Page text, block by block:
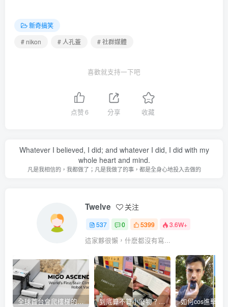
新奇搞笑
# nikon
# 人孔蓋 # 社群媒體
喜歡就支持一下吧
点赞6 分享 收藏
Whatever I believed, I did; and whatever I did, I did with my
whole heart and mind.
凡是我相信的，我都做了；凡是我做了的事，都是全身心地投入去做的
Twelve 关注
537 0 5399 3.6W+
這家夥很懶，什麽都沒有寫...
全球首台會爬樓梯的掃地機器人 到底算不算小廢物？密碼管理小本本開賣